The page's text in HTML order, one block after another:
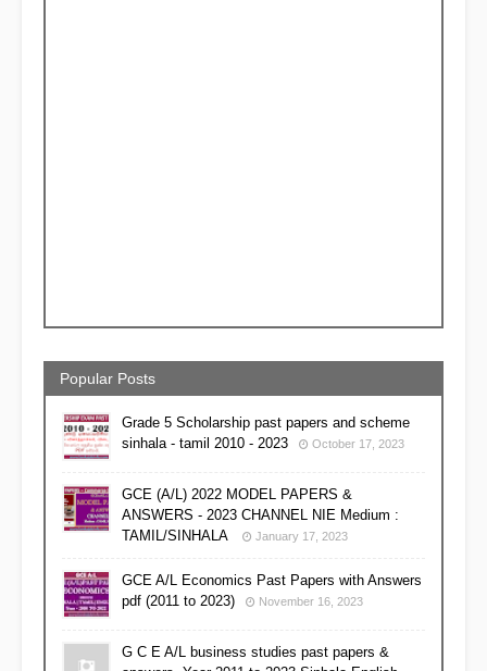
Popular Posts
Grade 5 Scholarship past papers and scheme
sinhala - tamil 2010 - 2023
October 17, 2023
GCE (A/L) 2022 MODEL PAPERS &
ANSWERS - 2023 CHANNEL NIE Medium :
TAMIL/SINHALA
January 17, 2023
GCE A/L Economics Past Papers with Answers
pdf (2011 to 2023)
November 16, 2023
G C E A/L business studies past papers &